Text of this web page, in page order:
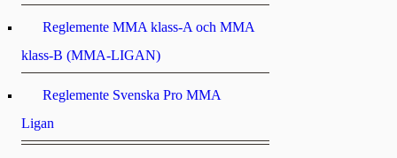
Reglemente MMA klass-A och MMA
klass-B (MMA-LIGAN)
Reglemente Svenska Pro MMA
Ligan